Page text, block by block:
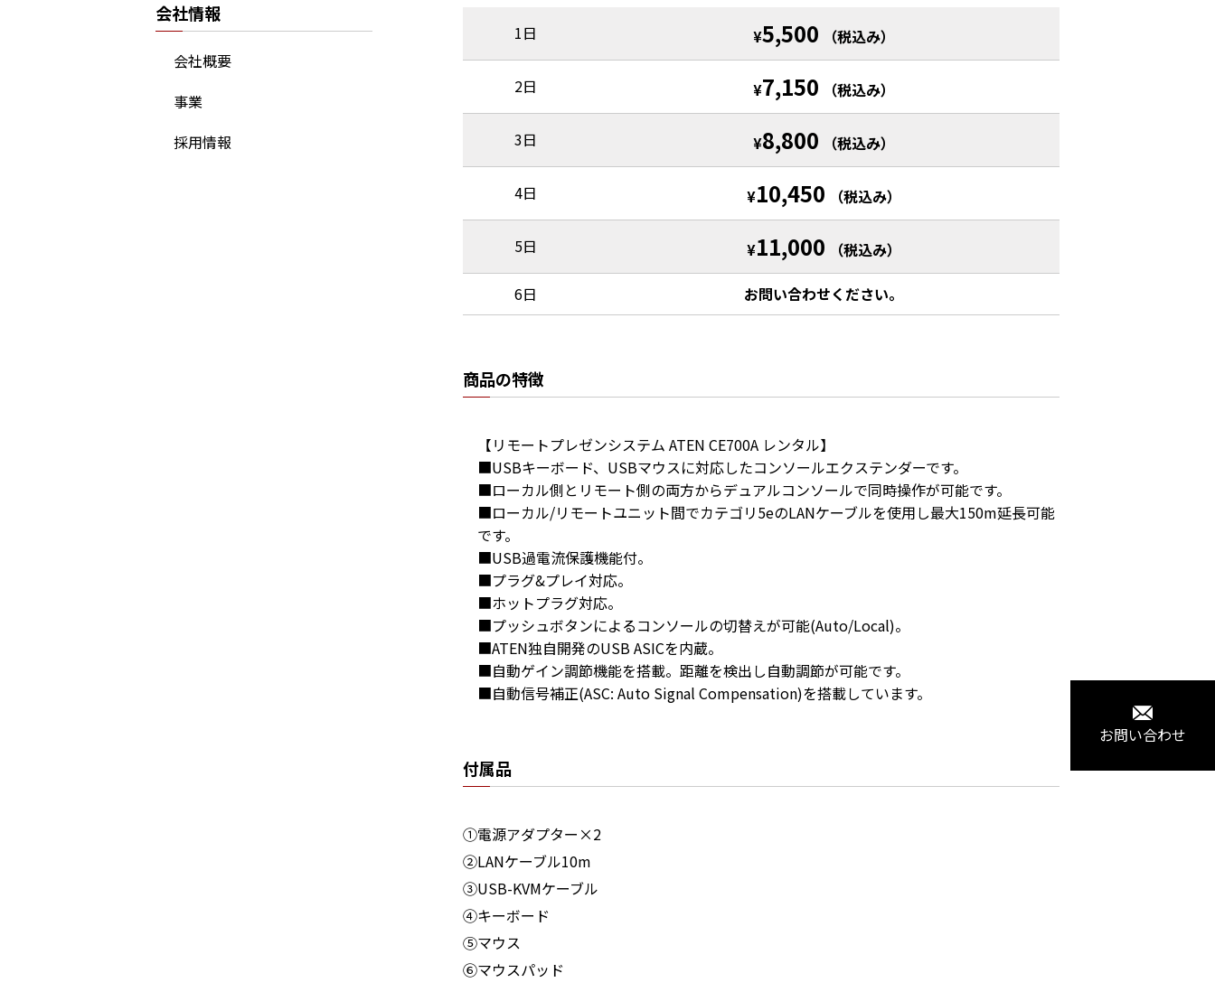
会社情報
会社概要
事業
採用情報
1日 ¥5,500 （税込み）
2日 ¥7,150 （税込み）
3日 ¥8,800 （税込み）
4日 ¥10,450 （税込み）
5日 ¥11,000 （税込み）
6日 お問い合わせください。
商品の特徴
【リモートプレゼンシステム ATEN CE700A レンタル】
■USBキーボード、USBマウスに対応したコンソールエクステンダーです。
■ローカル側とリモート側の両方からデュアルコンソールで同時操作が可能です。
■ローカル/リモートユニット間でカテゴリ5eのLANケーブルを使用し最大150m延長可能
です。
■USB過電流保護機能付。
■プラグ&プレイ対応。
■ホットプラグ対応。
■プッシュボタンによるコンソールの切替えが可能(Auto/Local)。
■ATEN独自開発のUSB ASICを内蔵。
■自動ゲイン調節機能を搭載。距離を検出し自動調節が可能です。
■自動信号補正(ASC: Auto Signal Compensation)を搭載しています。
付属品
①電源アダプター×2
②LANケーブル10m
③USB-KVMケーブル
④キーボード
⑤マウス
⑥マウスパッド
お問い合わせ